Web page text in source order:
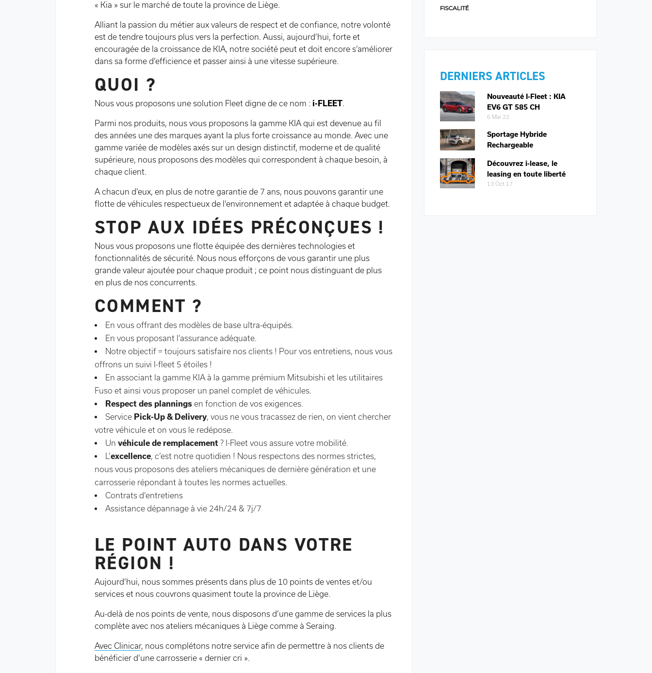
« Kia » sur le marché de toute la province de Liège.
Alliant la passion du métier aux valeurs de respect et de confiance, notre volonté
est de tendre toujours plus vers la perfection. Aussi, aujourd’hui, forte et
encouragée de la croissance de KIA, notre société peut et doit encore s’améliorer
dans sa forme d’efficience et passer ainsi à une vitesse supérieure.
QUOI ?
Nous vous proposons une solution Fleet digne de ce nom : i-FLEET.
Parmi nos produits, nous vous proposons la gamme KIA qui est devenue au fil
des années une des marques ayant la plus forte croissance au monde. Avec une
gamme variée de modèles axés sur un design distinctif, moderne et de qualité
supérieure, nous proposons des modèles qui correspondent à chaque besoin, à
chaque client.
A chacun d’eux, en plus de notre garantie de 7 ans, nous pouvons garantir une
flotte de véhicules respectueux de l’environnement et adaptée à chaque budget.
STOP AUX IDÉES PRÉCONÇUES !
Nous vous proposons une flotte équipée des dernières technologies et
fonctionnalités de sécurité. Nous nous efforçons de vous garantir une plus
grande valeur ajoutée pour chaque produit ; ce point nous distinguant de plus
en plus de nos concurrents.
COMMENT ?
En vous offrant des modèles de base ultra-équipés.
En vous proposant l’assurance adéquate.
Notre objectif = toujours satisfaire nos clients ! Pour vos entretiens, nous vous
offrons un suivi I-fleet 5 étoiles !
En associant la gamme KIA à la gamme prémium Mitsubishi et les utilitaires
Fuso et ainsi vous proposer un panel complet de véhicules.
Respect des plannings en fonction de vos exigences.
Service Pick-Up & Delivery, vous ne vous tracassez de rien, on vient chercher
votre véhicule et on vous le redépose.
Un véhicule de remplacement ? I-Fleet vous assure votre mobilité.
L’excellence, c’est notre quotidien ! Nous respectons des normes strictes,
nous vous proposons des ateliers mécaniques de dernière génération et une
carrosserie répondant à toutes les normes actuelles.
Contrats d’entretiens
Assistance dépannage à vie 24h/24 & 7j/7
LE POINT AUTO DANS VOTRE
RÉGION !
Aujourd’hui, nous sommes présents dans plus de 10 points de ventes et/ou
services et nous couvrons quasiment toute la province de Liège.
Au-delà de nos points de vente, nous disposons d’une gamme de services la plus
complète avec nos ateliers mécaniques à Liège comme à Seraing.
Avec Clinicar, nous complétons notre service afin de permettre à nos clients de
bénéficier d’une carrosserie « dernier cri ».
FISCALITÉ
DERNIERS ARTICLES
Nouveauté I-Fleet : KIA
EV6 GT 585 CH
6 Mai 22
Sportage Hybride
Rechargeable
Découvrez i-lease, le
leasing en toute liberté
13 Oct 17